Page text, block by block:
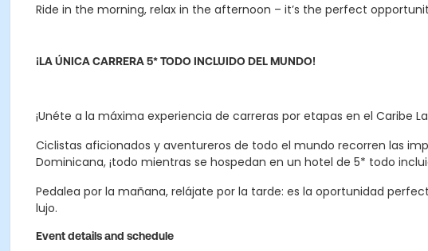
Ride in the morning, relax in the afternoon – it’s the perfect
¡LA ÚNICA CARRERA 5* TODO INCLUIDO DEL MUNDO!
¡Unéte a la máxima experiencia de carreras por etapas en el Caribe
Ciclistas aficionados y aventureros de todo el mundo recorren las
Dominicana, ¡todo mientras se hospedan en un hotel de 5* todo
Pedalea por la mañana, relájate por la tarde: es la oportunidad
lujo.
Event details and schedule